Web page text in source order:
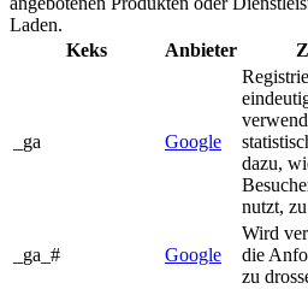
Laden.
Keks
Anbieter
_ga Google
dazu,
nutzt,
_ga_# Google
Wird
die
zu